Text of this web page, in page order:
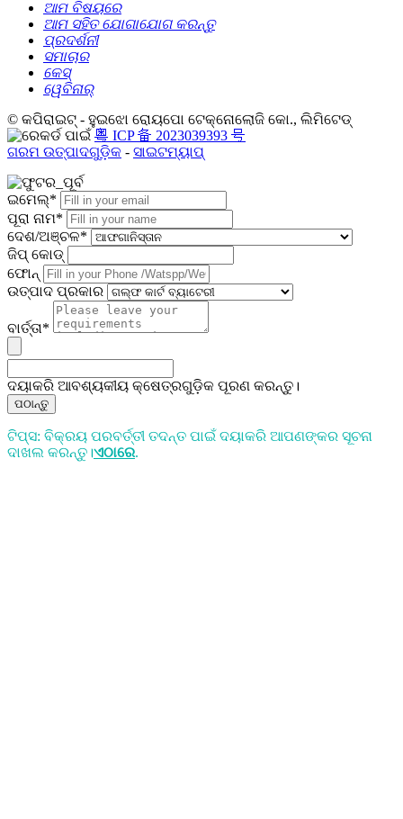
ଆମ ବିଷୟରେ
ଆମ ସହିତ ଯୋଗାଯୋଗ କରନ୍ତୁ
ପ୍ରଦର୍ଶନୀ
ସମାଚାର
କେସ୍
ୱେବିନାର୍
© କପିରାଇଟ୍ - ହୁଇଝୋ ରୋୟପୋ ଟେକ୍ନୋଲୋଜି କୋ., ଲିମିଟେଡ୍
粤 ICP 备 2023039393 号
ଗରମ ଉତ୍ପାଦଗୁଡ଼ିକ - ସାଇଟମ୍ୟାପ୍
ଇମେଲ୍*
ପୂରା ନାମ*
ଦେଶ/ଅଞ୍ଚଳ*
ଜିପ୍ କୋଡ୍
ଫୋନ୍
ଉତ୍ପାଦ ପ୍ରକାର
ବାର୍ତ୍ତା*
ଦୟାକରି ଆବଶ୍ୟକୀୟ କ୍ଷେତ୍ରଗୁଡ଼ିକ ପୂରଣ କରନ୍ତୁ।
ପଠାନ୍ତୁ
ଟିପ୍ସ: ବିକ୍ରୟ ପରବର୍ତ୍ତୀ ତଦନ୍ତ ପାଇଁ ଦୟାକରି ଆପଣଙ୍କର ସୂଚନା
ଦାଖଲ କରନ୍ତୁ।ଏଠାରେ.